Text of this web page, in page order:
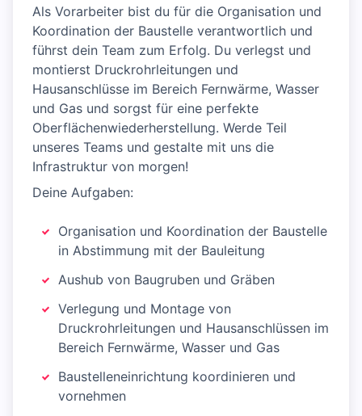
Als Vorarbeiter bist du für die Organisation und
Koordination der Baustelle verantwortlich und
führst dein Team zum Erfolg. Du verlegst und
montierst Druckrohrleitungen und
Hausanschlüsse im Bereich Fernwärme, Wasser
und Gas und sorgst für eine perfekte
Oberflächenwiederherstellung. Werde Teil
unseres Teams und gestalte mit uns die
Infrastruktur von morgen!
Deine Aufgaben:
Organisation und Koordination der Baustelle
in Abstimmung mit der Bauleitung
Aushub von Baugruben und Gräben
Verlegung und Montage von
Druckrohrleitungen und Hausanschlüssen im
Bereich Fernwärme, Wasser und Gas
Baustelleneinrichtung koordinieren und
vornehmen